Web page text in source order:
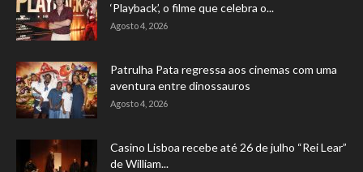
‘Playback’, o filme que celebra o...
Agosto 4, 2026
Patrulha Pata regressa aos cinemas com uma
aventura entre dinossauros
Agosto 4, 2026
Casino Lisboa recebe até 26 de julho “Rei Lear”
de William...